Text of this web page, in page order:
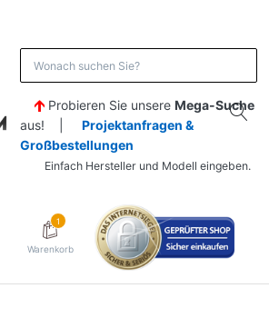
Probieren Sie unsere Mega-Suche
aus! | Projektanfragen &
Großbestellungen
Einfach Hersteller und Modell eingeben.
1
Warenkorb